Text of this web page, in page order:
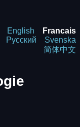
English
Francais
Русский
Svenska
简体中文